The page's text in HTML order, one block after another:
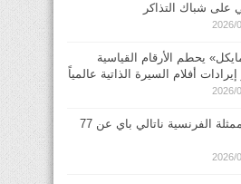
على شباك التذاكر
2026/
يحطم الأرقام القياسية
أفلام السيرة الذاتية عالمياً
2026/
وفاة الممثلة الفرنسية ناتالي باي عن 77
2026/